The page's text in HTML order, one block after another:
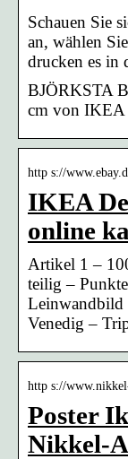
Schauen Sie
an, wählen
drucken es in
BJÖRKSTA
cm von IKEA
http s://
IKEA
online
Artikel 1 –
teilig –
Leinwandbild
Venedig –
http s://
Poster
Nikkel-